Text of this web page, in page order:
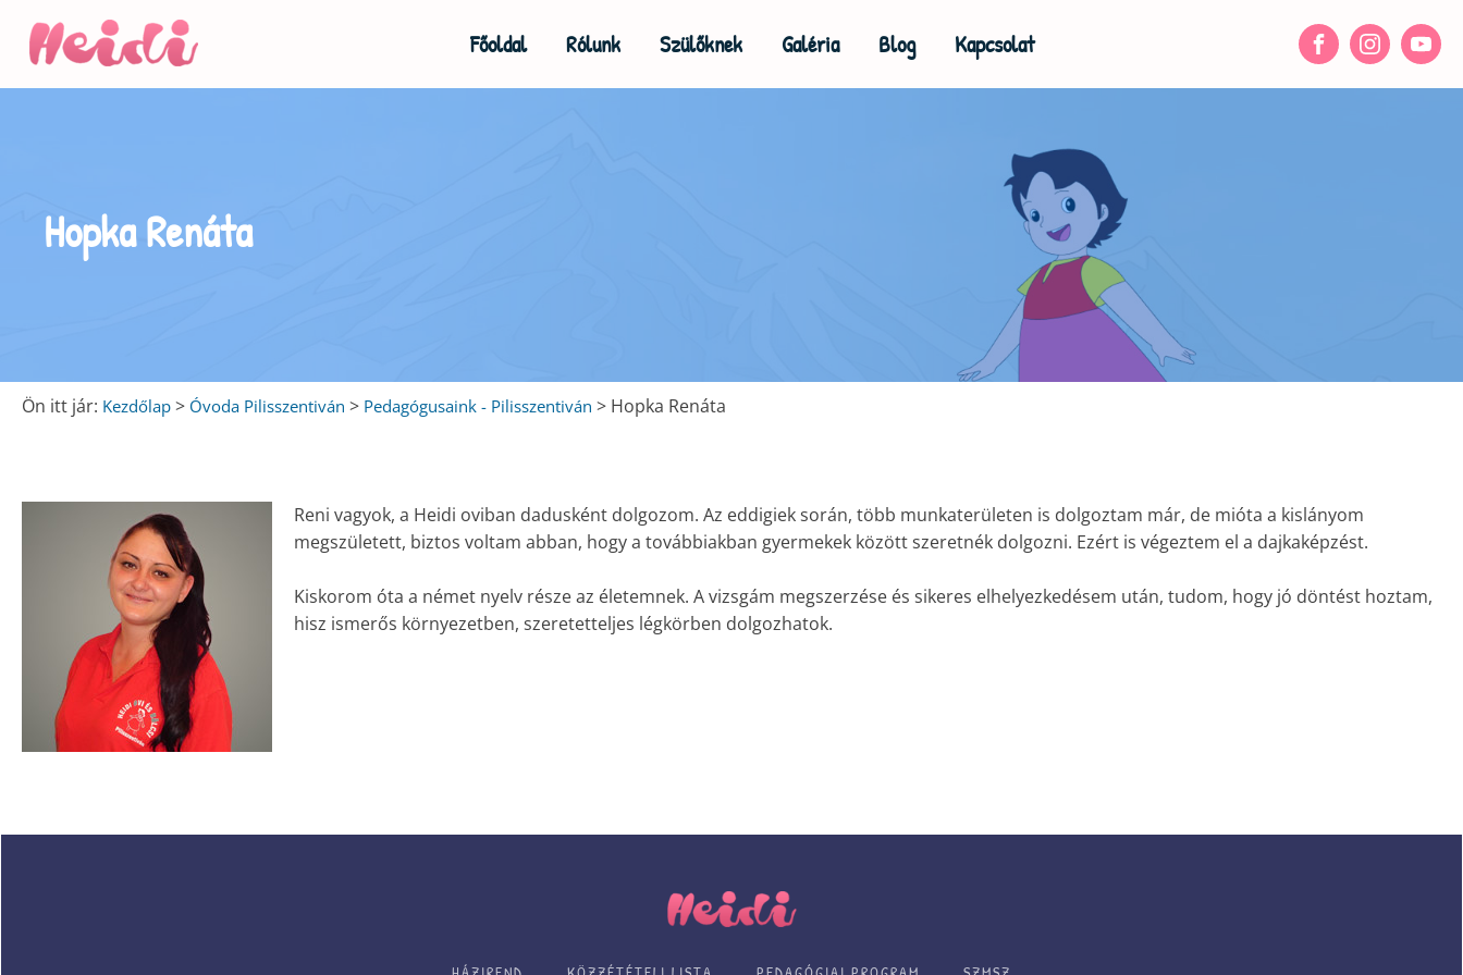
Főoldal Rólunk Szülőknek Galéria Blog Kapcsolat
Hopka Renáta
Ön itt jár: Kezdőlap > Óvoda Pilisszentiván > Pedagógusaink - Pilisszentiván > Hopka Renáta
Reni vagyok, a Heidi oviban dadusként dolgozom. Az eddigiek során, több munkaterületen is dolgoztam már, de mióta a kislányom
megszületett, biztos voltam abban, hogy a továbbiakban gyermekek között szeretnék dolgozni. Ezért is végeztem el a dajkaképzést.
Kiskorom óta a német nyelv része az életemnek. A vizsgám megszerzése és sikeres elhelyezkedésem után, tudom, hogy jó döntést hoztam,
hisz ismerős környezetben, szeretetteljes légkörben dolgozhatok.